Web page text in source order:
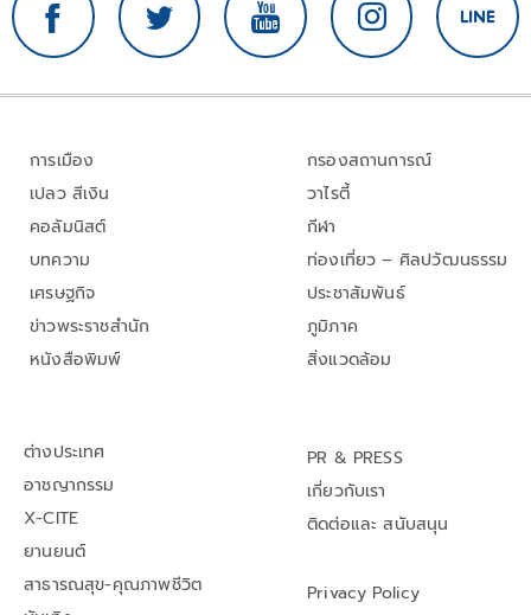
การเมือง
เปลว สีเงิน
คอลัมนิสต์
บทความ
เศรษฐกิจ
ข่าวพระราชสำนัก
หนังสือพิมพ์
กรองสถานการณ์
วาไรตี้
กีฬา
ท่องเที่ยว – ศิลปวัฒนธรรม
ประชาสัมพันธ์
ภูมิภาค
สิ่งแวดล้อม
ต่างประเทศ
อาชญากรรม
X-CITE
ยานยนต์
สาธารณสุข-คุณภาพชีวิต
PR & PRESS
เกี่ยวกับเรา
ติดต่อและ สนับสนุน
Privacy Policy